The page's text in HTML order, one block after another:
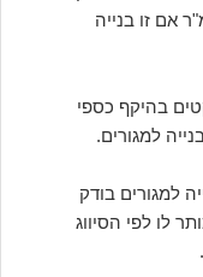
פרויקטים בהיקף של 3,000 מ"ר אם זו בנייה
פרויקטים בהיקף כספי
למגורים בודק
לו לפי הסיווג